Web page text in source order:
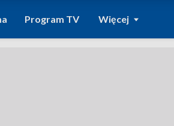
Program TV Więcej